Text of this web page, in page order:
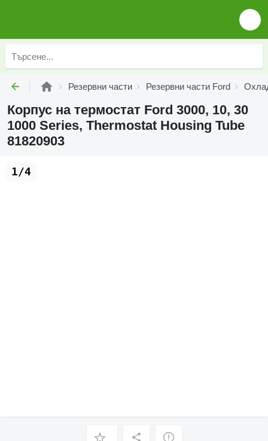
Резервни части Резервни части Ford
Корпус на термостат Ford 3000, 10, 30
1000 Series, Thermostat Housing Tube
81820903
1/4